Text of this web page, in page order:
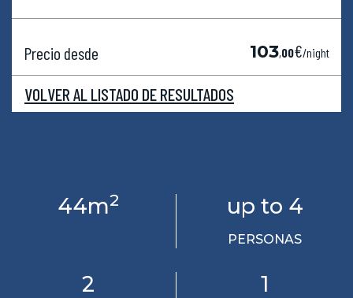
44m2 up to 4
PERSONAS
2 1
Precio desde 103,00€/night
VOLVER AL LISTADO DE RESULTADOS